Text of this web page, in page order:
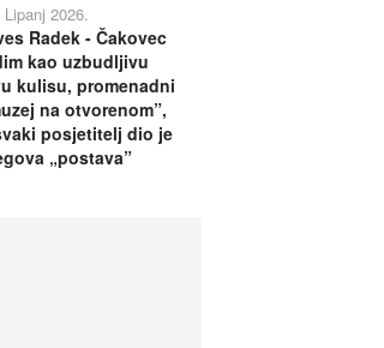
2026.
Radek - Čakovec
kao uzbudljivu
kulisu, promenadni
na otvorenom”,
posjetitelj dio je
„postava”